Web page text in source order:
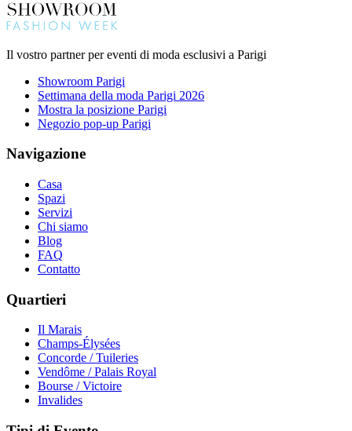
Il vostro partner per eventi di moda esclusivi a Parigi
Showroom Parigi
Settimana della moda Parigi 2026
Mostra la posizione Parigi
Negozio pop-up Parigi
Navigazione
Casa
Spazi
Servizi
Chi siamo
Blog
FAQ
Contatto
Quartieri
Il Marais
Champs-Élysées
Concorde / Tuileries
Vendôme / Palais Royal
Bourse / Victoire
Invalides